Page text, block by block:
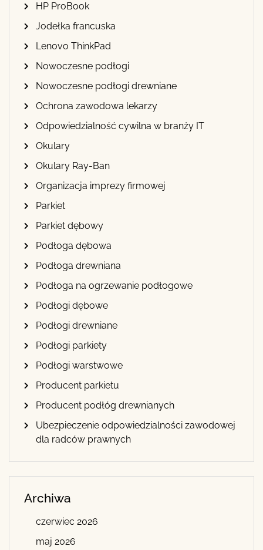
HP ProBook
Jodełka francuska
Lenovo ThinkPad
Nowoczesne podłogi
Nowoczesne podłogi drewniane
Ochrona zawodowa lekarzy
Odpowiedzialność cywilna w branży IT
Okulary
Okulary Ray-Ban
Organizacja imprezy firmowej
Parkiet
Parkiet dębowy
Podłoga dębowa
Podłoga drewniana
Podłoga na ogrzewanie podłogowe
Podłogi dębowe
Podłogi drewniane
Podłogi parkiety
Podłogi warstwowe
Producent parkietu
Producent podłóg drewnianych
Ubezpieczenie odpowiedzialności zawodowej
dla radców prawnych
Archiwa
czerwiec 2026
maj 2026